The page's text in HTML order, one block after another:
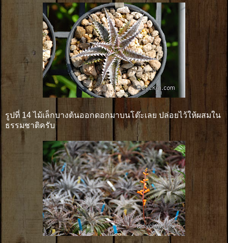
รูปที่ 14 ไม้เล็กบางต้นออกดอกมาบนโต๊ะเลย ปล่อยไว้ให้ผสมใน
ธรรมชาติครับ